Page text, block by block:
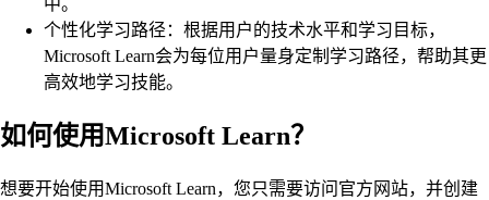
个性化学习路径：根据用户的技术水平和学习目标，
Microsoft Learn会为每位用户量身定制学习路径，帮助其更
高效地学习技能。
如何使用Microsoft Learn？
想要开始使用Microsoft Learn，您只需要访问官方网站，并创建